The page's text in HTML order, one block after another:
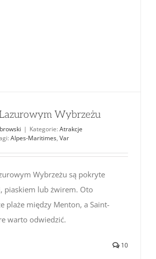
Wybrzeżu
| Kategorie: Atrakcje
Alpes-Maritimes, Var
Wybrzeżu są pokryte
piaskiem lub żwirem. Oto
plaże między Menton, a Saint-
warto odwiedzić.
10